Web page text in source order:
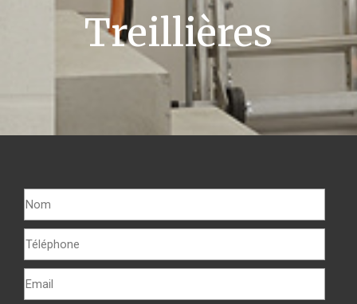
Treillières